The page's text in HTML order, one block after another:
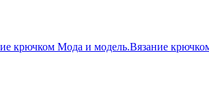
крючком Мода и модель.Вязание